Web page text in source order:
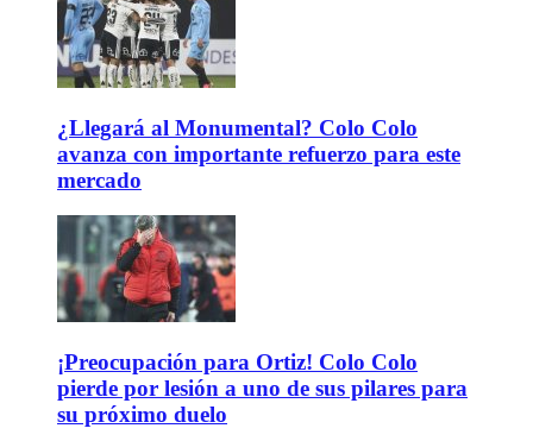
¿Llegará al Monumental? Colo Colo
avanza con importante refuerzo para este
mercado
¡Preocupación para Ortiz! Colo Colo
pierde por lesión a uno de sus pilares para
su próximo duelo